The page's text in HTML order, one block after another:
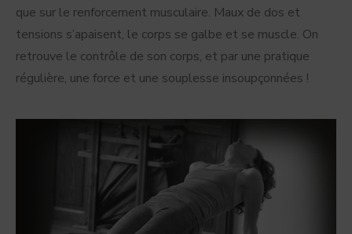
que sur le renforcement musculaire. Maux de dos et
tensions s’apaisent, le corps se galbe et se muscle. On
retrouve le contrôle de son corps, et par une pratique
régulière, une force et une souplesse insoupçonnées !